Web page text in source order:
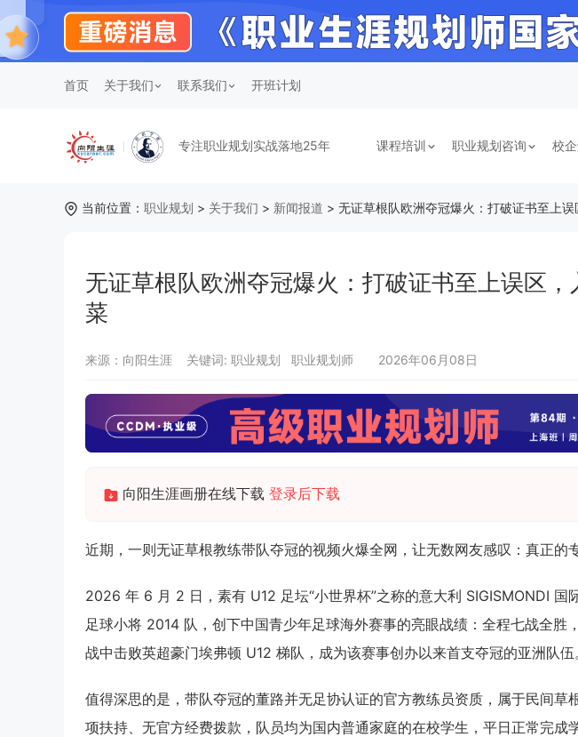
首页 关于我们 联系我们 开班计划
专注职业规划实战落地25年 课程培训 职业规划咨询 校
当前位置： 职业规划 > 关于我们 > 新闻报道 > 无证草根队欧洲夺冠爆火：打破证书至上
无证草根队欧洲夺冠爆火：打破证书至上误区
菜
来源：向阳生涯 关键词: 职业规划 职业规划师 2026年06月08日
向阳生涯画册在线下载 登录后下载
近期，一则无证草根教练带队夺冠的视频火爆全网，让无数网友感叹：真正的
2026 年 6 月 2 日，素有 U12 足坛“小世界杯”之称的意大利 SIGISMONDI 国
足球小将 2014 队，创下中国青少年足球海外赛事的亮眼战绩：全程七战全胜
战中击败英超豪门埃弗顿 U12 梯队，成为该赛事创办以来首支夺冠的亚洲队伍
值得深思的是，带队夺冠的董路并无足协认证的官方教练员资质，属于民间草
项扶持、无官方经费拨款，队员均为国内普通家庭的在校学生，平日正常完成